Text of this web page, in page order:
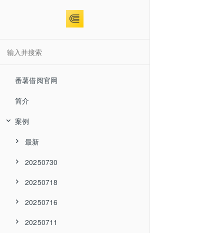
番薯借阅官网
简介
案例
最新
20250730
20250718
20250716
20250711